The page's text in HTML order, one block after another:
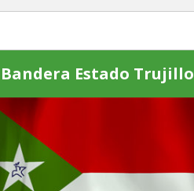
Bandera Estado Trujillo